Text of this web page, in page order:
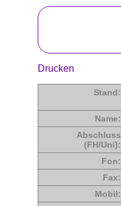
Drucken
Stand:
Name:
Abschluss
(FH/Uni):
Fon:
Fax:
Mobil: